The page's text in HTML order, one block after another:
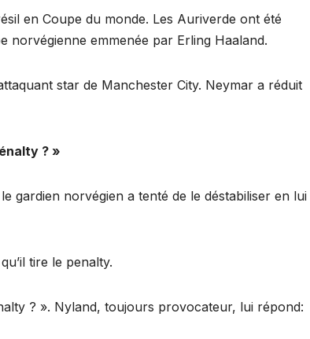
en Coupe du monde. Les Auriverde ont été
norvégienne emmenée par Erling Haaland.
star de Manchester City. Neymar a réduit
? »
gardien norvégien a tenté de le déstabiliser en lui
tire le penalty.
? ». Nyland, toujours provocateur, lui répond: